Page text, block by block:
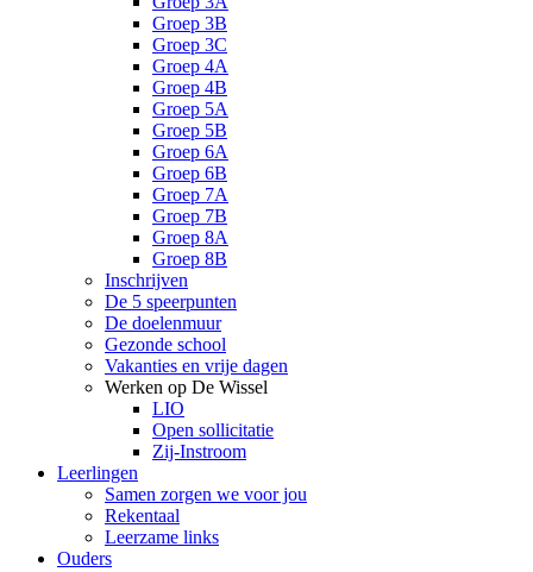
Groep 3B
Groep 3C
Groep 4A
Groep 4B
Groep 5A
Groep 5B
Groep 6A
Groep 6B
Groep 7A
Groep 7B
Groep 8A
Groep 8B
Inschrijven
De 5 speerpunten
De doelenmuur
Gezonde school
Vakanties en vrije dagen
Werken op De Wissel
LIO
Open sollicitatie
Zij-Instroom
Leerlingen
Samen zorgen we voor jou
Rekentaal
Leerzame links
Ouders